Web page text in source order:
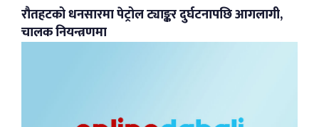
रौतहटको धनसारमा पेट्रोल ट्याङ्कर दुर्घटनापछि आगलागी,
चालक नियन्त्रणमा